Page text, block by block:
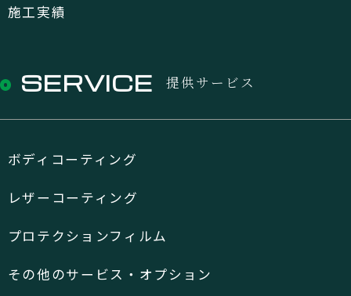
施工実績
SERVICE 提供サービス
ボディコーティング
レザーコーティング
プロテクションフィルム
その他のサービス・オプション